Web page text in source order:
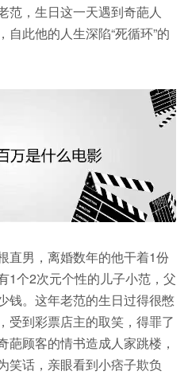
范，生日这一天遇到奇葩人
此他的人生深陷“死循环”的
直男，离婚数年的他干着1份
1个2次元个性的儿子小范，父
钱。这年老范的生日过得很憋
受到彩票店主的取笑，得罪了
葩顾客的情书造成人家跳楼，
笑话，亲眼看到小痞子欺负